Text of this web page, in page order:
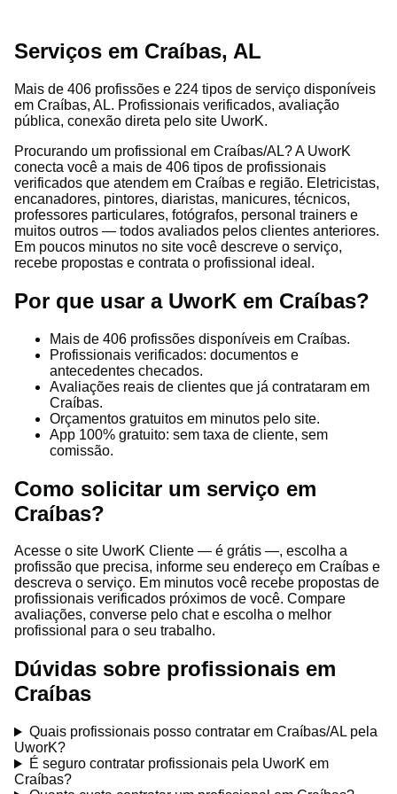
Serviços em Craíbas, AL
Mais de 406 profissões e 224 tipos de serviço disponíveis
em Craíbas, AL. Profissionais verificados, avaliação
pública, conexão direta pelo site UworK.
Procurando um profissional em Craíbas/AL? A UworK
conecta você a mais de 406 tipos de profissionais
verificados que atendem em Craíbas e região. Eletricistas,
encanadores, pintores, diaristas, manicures, técnicos,
professores particulares, fotógrafos, personal trainers e
muitos outros — todos avaliados pelos clientes anteriores.
Em poucos minutos no site você descreve o serviço,
recebe propostas e contrata o profissional ideal.
Por que usar a UworK em Craíbas?
Mais de 406 profissões disponíveis em Craíbas.
Profissionais verificados: documentos e
antecedentes checados.
Avaliações reais de clientes que já contrataram em
Craíbas.
Orçamentos gratuitos em minutos pelo site.
App 100% gratuito: sem taxa de cliente, sem
comissão.
Como solicitar um serviço em
Craíbas?
Acesse o site UworK Cliente — é grátis —, escolha a
profissão que precisa, informe seu endereço em Craíbas e
descreva o serviço. Em minutos você recebe propostas de
profissionais verificados próximos de você. Compare
avaliações, converse pelo chat e escolha o melhor
profissional para o seu trabalho.
Dúvidas sobre profissionais em
Craíbas
Quais profissionais posso contratar em Craíbas/AL pela
UworK?
É seguro contratar profissionais pela UworK em
Craíbas?